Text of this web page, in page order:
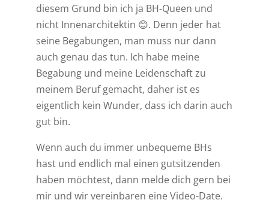
diesem Grund bin ich ja BH-Queen und
nicht Innenarchitektin 😊. Denn jeder hat
seine Begabungen, man muss nur dann
auch genau das tun. Ich habe meine
Begabung und meine Leidenschaft zu
meinem Beruf gemacht, daher ist es
eigentlich kein Wunder, dass ich darin auch
gut bin.
Wenn auch du immer unbequeme BHs
hast und endlich mal einen gutsitzenden
haben möchtest, dann melde dich gern bei
mir und wir vereinbaren eine Video-Date.